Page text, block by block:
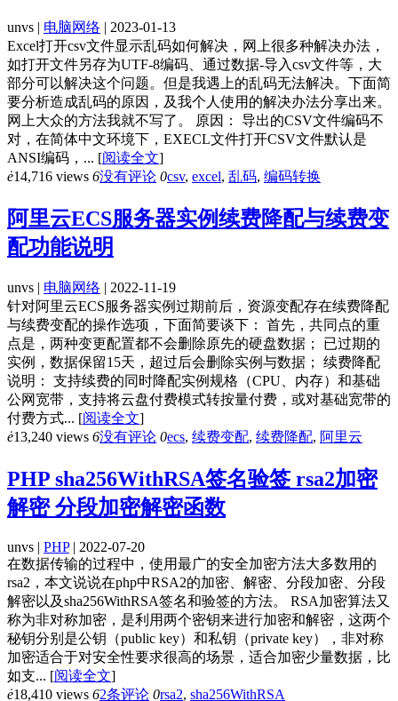
unvs | 电脑网络 | 2023-01-13
Excel打开csv文件显示乱码如何解决，网上很多种解决办法，
如打开文件另存为UTF-8编码、通过数据-导入csv文件等，大
部分可以解决这个问题。但是我遇上的乱码无法解决。下面简
要分析造成乱码的原因，及我个人使用的解决办法分享出来。
网上大众的方法我就不写了。 原因： 导出的CSV文件编码不
对，在简体中文环境下，EXECL文件打开CSV文件默认是
ANSI编码，... [阅读全文]
ė14,716 views 6没有评论 0csv, excel, 乱码, 编码转换
阿里云ECS服务器实例续费降配与续费变
配功能说明
unvs | 电脑网络 | 2022-11-19
针对阿里云ECS服务器实例过期前后，资源变配存在续费降配
与续费变配的操作选项，下面简要谈下： 首先，共同点的重
点是，两种变更配置都不会删除原先的硬盘数据； 已过期的
实例，数据保留15天，超过后会删除实例与数据； 续费降配
说明： 支持续费的同时降配实例规格（CPU、内存）和基础
公网宽带，支持将云盘付费模式转按量付费，或对基础宽带的
付费方式... [阅读全文]
ė13,240 views 6没有评论 0ecs, 续费变配, 续费降配, 阿里云
PHP sha256WithRSA签名验签 rsa2加密
解密 分段加密解密函数
unvs | PHP| 2022-07-20
在数据传输的过程中，使用最广的安全加密方法大多数用的
rsa2，本文说说在php中RSA2的加密、解密、分段加密、分段
解密以及sha256WithRSA签名和验签的方法。 RSA加密算法又
称为非对称加密，是利用两个密钥来进行加密和解密，这两个
秘钥分别是公钥（public key）和私钥（private key），非对称
加密适合于对安全性要求很高的场景，适合加密少量数据，比
如支... [阅读全文]
ė18,410 views 62条评论 0rsa2, sha256WithRSA